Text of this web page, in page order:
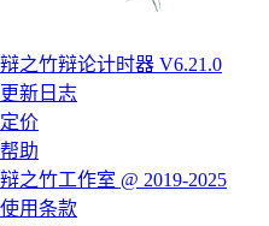
辩之竹辩论计时器 V6.21.0
更新日志
定价
帮助
辩之竹工作室 @ 2019-2025
使用条款